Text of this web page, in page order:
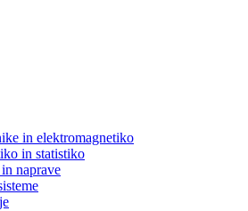
in elektromagnetiko
in statistiko
naprave